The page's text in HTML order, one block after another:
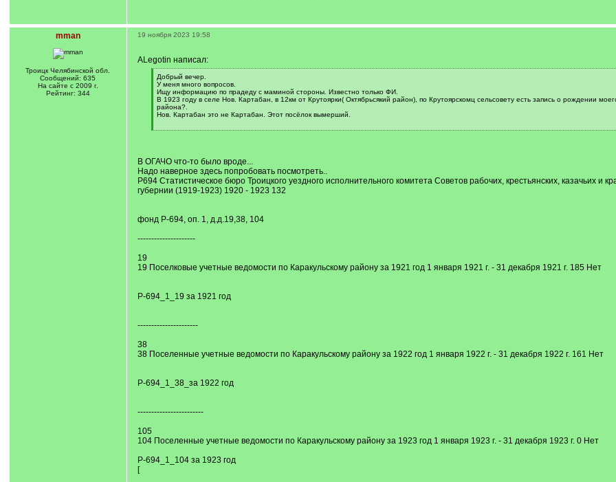
mman
Троицк Челябинской обл.
Сообщений: 635
На сайте с 2009 г.
Рейтинг: 344
19 ноября 2023 19:58
ALegotin написал:
[
q
]
Добрый вечер.
У меня много вопросов.
Ищу информацию по прадеду с маминой стороны. Известно только ФИ.
В 1923 году в селе Нов. Картабан, в 12км от Крутоярки( Октябрьсякий район), по Крутоярскомц сельсовету есть запись о рождении
района?.
Нов. Картабан это не Картабан. Этот посёлок вымерший.
[
В ОГАЧО что-то было вроде...
Надо наверное здесь попробовать посмотреть..
Р694 Статистическое бюро Троицкого уездного исполнительного комитета Советов рабочих, крестьянских, казачьих и
губернии (1919-1923) 1920 - 1923 132
фонд Р-694, оп. 1, д.д.19,38, 104
---------------------
19
19 Поселковые учетные ведомости по Каракульскому району за 1921 год 1 января 1921 г. - 31 декабря 1921 г. 185 Нет
Р-694_1_19 за 1921 год
----------------------
38
38 Поселенные учетные ведомости по Каракульскому району за 1922 год 1 января 1922 г. - 31 декабря 1922 г. 161 Нет
Р-694_1_38_за 1922 год
------------------------
105
104 Поселенные учетные ведомости по Каракульскому району за 1923 год 1 января 1923 г. - 31 декабря 1923 г. 0 Нет
Р-694_1_104 за 1923 год
[